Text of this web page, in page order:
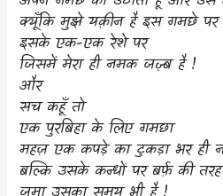
क्यूँकि मुझे यक़ीन है इस गमछे पर
इसके एक-एक रेशे पर
जिसमें मेरा ही नमक जज़्ब है !
और
सच कहूँ तो
एक पुरबिहा के लिए गमछा
महज़ एक कपड़े का टुकड़ा भर ही
बल्कि उसके कन्धों पर बर्फ़ की तरह